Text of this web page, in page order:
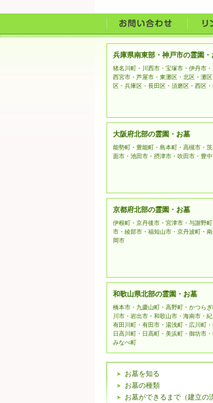
兵庫県南東部・神戸市の霊園・
猪名川町・川西市・宝塚市・伊丹市・
西宮市・芦屋市・東灘区・北区・灘
区・兵庫区・長田区・須磨区・西区
大阪府北部の霊園・お墓
能勢町・豊能町・島本町・高槻市・
面市・池田市・摂津市・吹田市・豊
京都府北部の霊園・お墓
伊根町・京丹後市・宮津市・与謝野
市・綾部市・福知山市・京丹波町・
岡市
和歌山県北部の霊園・お墓
橋本市・九慶山町・高野町・かつら
川市・岩出市・和歌山市・海南市・紀
有田川町・有田市・湯浅町・広川町・
日高川町・日高町・美浜町・御坊市・
みなべ町
お墓を知る
お墓の種類
お墓ができるまで（建立の